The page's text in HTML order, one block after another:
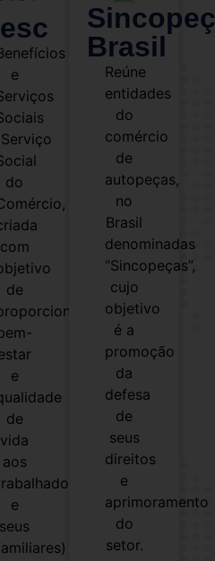
e
do
com
de
e
de
vida
aos
e
seus
Brasil
Reúne
entidades
do
comércio
de
autopeças,
no
Brasil
denominadas
“Sincopeças”,
cujo
objetivo
é a
promoção
da
defesa
de
seus
direitos
e
aprimoramento
do
setor.